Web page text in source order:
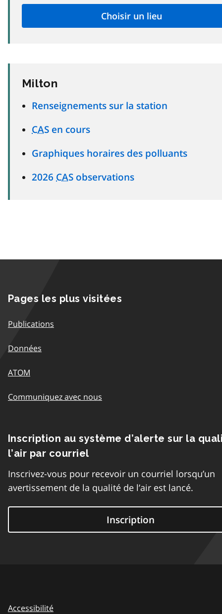
Milton
Renseignements sur la station
CAS en cours
Graphiques horaires des polluants
2026 CAS observations
Pages les plus visitées
Publications
Données
ATOM
Communiquez avec nous
Inscription au système d’alerte sur la
l’air par courriel
Inscrivez-vous pour recevoir un courriel lorsqu’un
avertissement de la qualité de l’air est lancé.
Inscription
Accessibilité